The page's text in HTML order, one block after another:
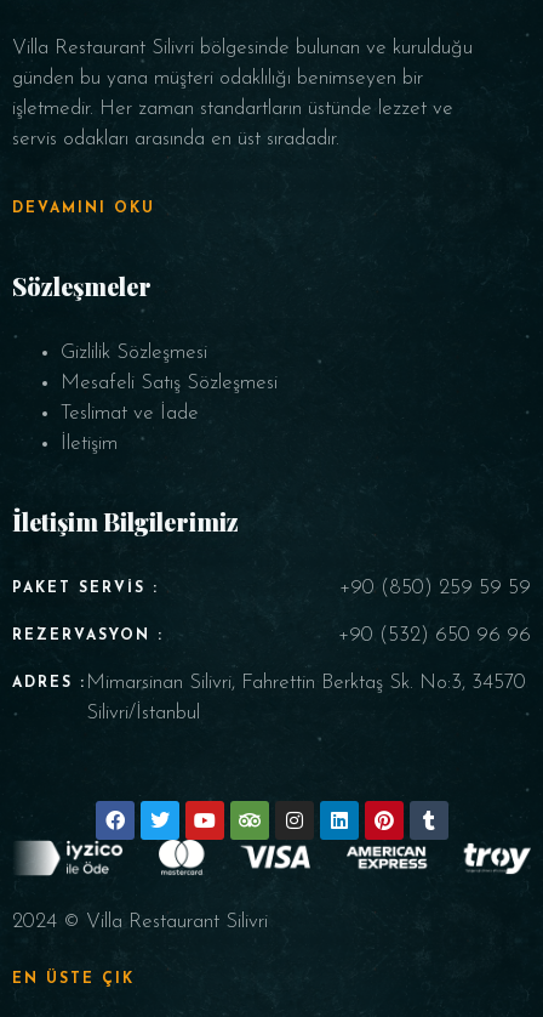
Villa Restaurant Silivri bölgesinde bulunan ve kurulduğu
günden bu yana müşteri odaklılığı benimseyen bir
işletmedir. Her zaman standartların üstünde lezzet ve
servis odakları arasında en üst sıradadır.
DEVAMINI OKU
Sözleşmeler
Gizlilik Sözleşmesi
Mesafeli Satış Sözleşmesi
Teslimat ve İade
İletişim
İletişim Bilgilerimiz
PAKET SERVIS : +90 (850) 259 59 59
REZERVASYON : +90 (532) 650 96 96
ADRES : Mimarsinan Silivri, Fahrettin Berktaş Sk. No:3, 34570
Silivri/İstanbul
2024 © Villa Restaurant Silivri
EN ÜSTE ÇIK